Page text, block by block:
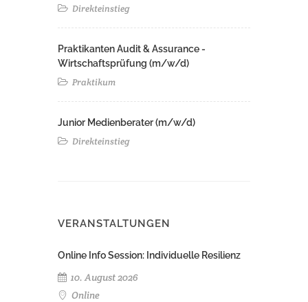
Direkteinstieg
Praktikanten Audit & Assurance -
Wirtschaftsprüfung (m/w/d)
Praktikum
Junior Medienberater (m/w/d)
Direkteinstieg
VERANSTALTUNGEN
Online Info Session: Individuelle Resilienz
10. August 2026
Online